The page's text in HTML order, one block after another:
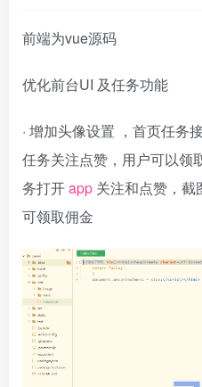
前端为vue源码
优化前台UI 及任务功能
· 增加头像设置 ，首页任务
任务关注点赞，用户可以领
务打开app 关注和点赞，截
可领取佣金